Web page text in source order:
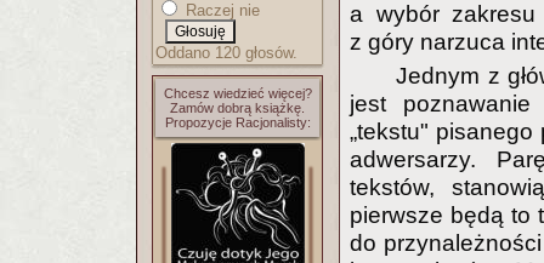
Raczej nie
Oddano 120 głosów.
Chcesz wiedzieć więcej?
Zamów dobrą książkę.
Propozycje Racjonalisty:
a wybór
z góry narzuca
Jednym z
jest
„tekstu"
adwersarzy.
tekstów,
pierwsze będą to
do